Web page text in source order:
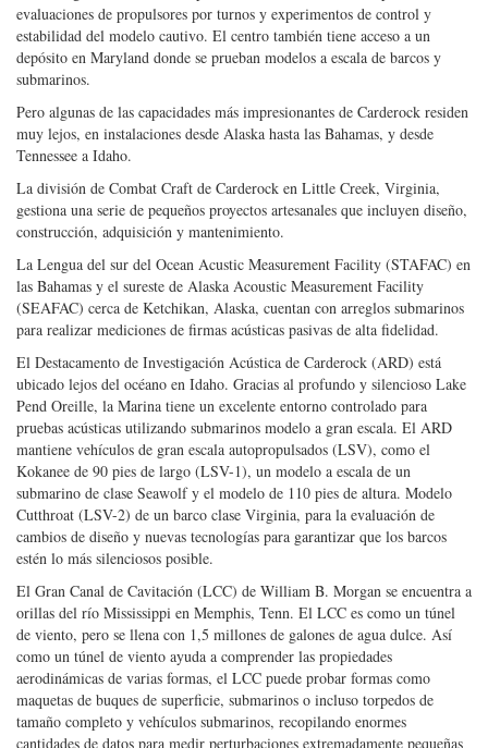
La división de Combat Craft de Carderock en Little Creek, Virginia,
gestiona una serie de pequeños proyectos artesanales que incluyen diseño,
construcción, adquisición y mantenimiento.
La Lengua del sur del Ocean Acustic Measurement Facility (STAFAC) en
las Bahamas y el sureste de Alaska Acoustic Measurement Facility
(SEAFAC) cerca de Ketchikan, Alaska, cuentan con arreglos submarinos
para realizar mediciones de firmas acústicas pasivas de alta fidelidad.
El Destacamento de Investigación Acústica de Carderock (ARD) está
ubicado lejos del océano en Idaho. Gracias al profundo y silencioso Lake
Pend Oreille, la Marina tiene un excelente entorno controlado para
mantiene vehículos de gran escala autopropulsados ​​(LSV), como el
Kokanee de 90 pies de largo (LSV-1), un modelo a escala de un
submarino de clase Seawolf y el modelo de 110 pies de altura. Modelo
Cutthroat (LSV-2) de un barco clase Virginia, para la evaluación de
cambios de diseño y nuevas tecnologías para garantizar que los barcos
estén lo más silenciosos posible.
El Gran Canal de Cavitación (LCC) de William B. Morgan se encuentra a
orillas del río Mississippi en Memphis, Tenn. El LCC es como un túnel
de viento, pero se llena con 1,5 millones de galones de agua dulce. Así
como un túnel de viento ayuda a comprender las propiedades
aerodinámicas de varias formas, el LCC puede probar formas como
maquetas de buques de superficie, submarinos o incluso torpedos de
tamaño completo y vehículos submarinos, recopilando enormes
cantidades de datos para medir perturbaciones extremadamente pequeñas
en el rendimiento hidrodinámico.
"En el LCC, el modelo se mantiene en su lugar en la sección de prueba y
controlamos el flujo de agua a su alrededor", dijo Dave Foster, gerente de
operaciones de LCC. El flujo es creado por un motor eléctrico de 14,000
hp. "Al variar las RPM del motor grande que impulsa la hélice LCC de
18 pies de diámetro, la velocidad del flujo del agua a través de la sección
de prueba se puede controlar con precisión para que coincida con los